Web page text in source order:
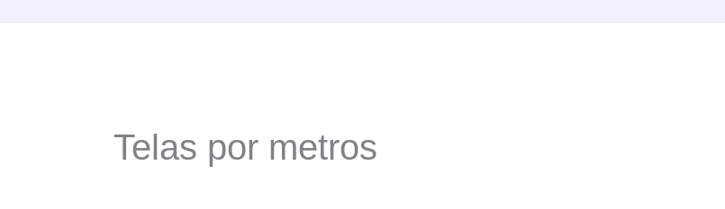
Telas por metros